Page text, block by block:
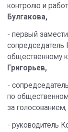
контролю и
Булгакова,
- первый
сопредседатель
общественному
Григорьев,
-
по
за
- руководитель